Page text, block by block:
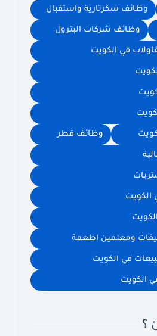
وظائف سكرتارية واستقبال
وظائف شركات البترول
في الكويت
وظائف قطر
ومعلمين اطعمة
في الكويت
الكويت
؟